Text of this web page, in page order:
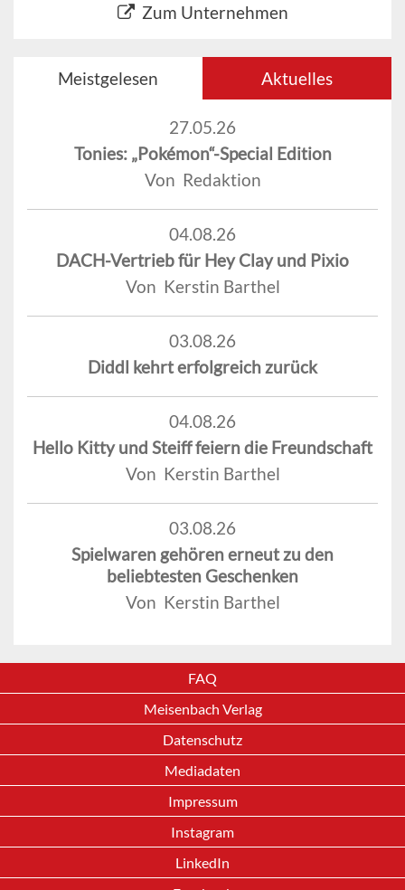
Zum Unternehmen
Meistgelesen Aktuelles
27.05.26
Tonies: „Pokémon“-Special Edition
Von Redaktion
04.08.26
DACH-Vertrieb für Hey Clay und Pixio
Von Kerstin Barthel
03.08.26
Diddl kehrt erfolgreich zurück
04.08.26
Hello Kitty und Steiff feiern die Freundschaft
Von Kerstin Barthel
03.08.26
Spielwaren gehören erneut zu den
beliebtesten Geschenken
Von Kerstin Barthel
FAQ
Meisenbach Verlag
Datenschutz
Mediadaten
Impressum
Instagram
LinkedIn